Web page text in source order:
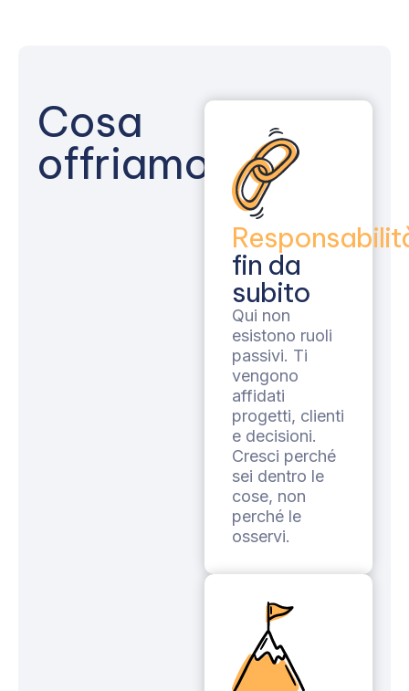
Cosa
offriamo
fin da
subito
Qui non
esistono ruoli
passivi. Ti
vengono
affidati
progetti, clienti
e decisioni.
Cresci perché
sei dentro le
cose, non
perché le
osservi.